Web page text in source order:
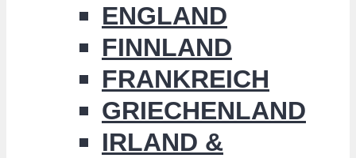
ENGLAND
FINNLAND
FRANKREICH
GRIECHENLAND
IRLAND &